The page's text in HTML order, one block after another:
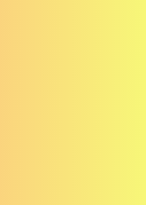
sức khỏe